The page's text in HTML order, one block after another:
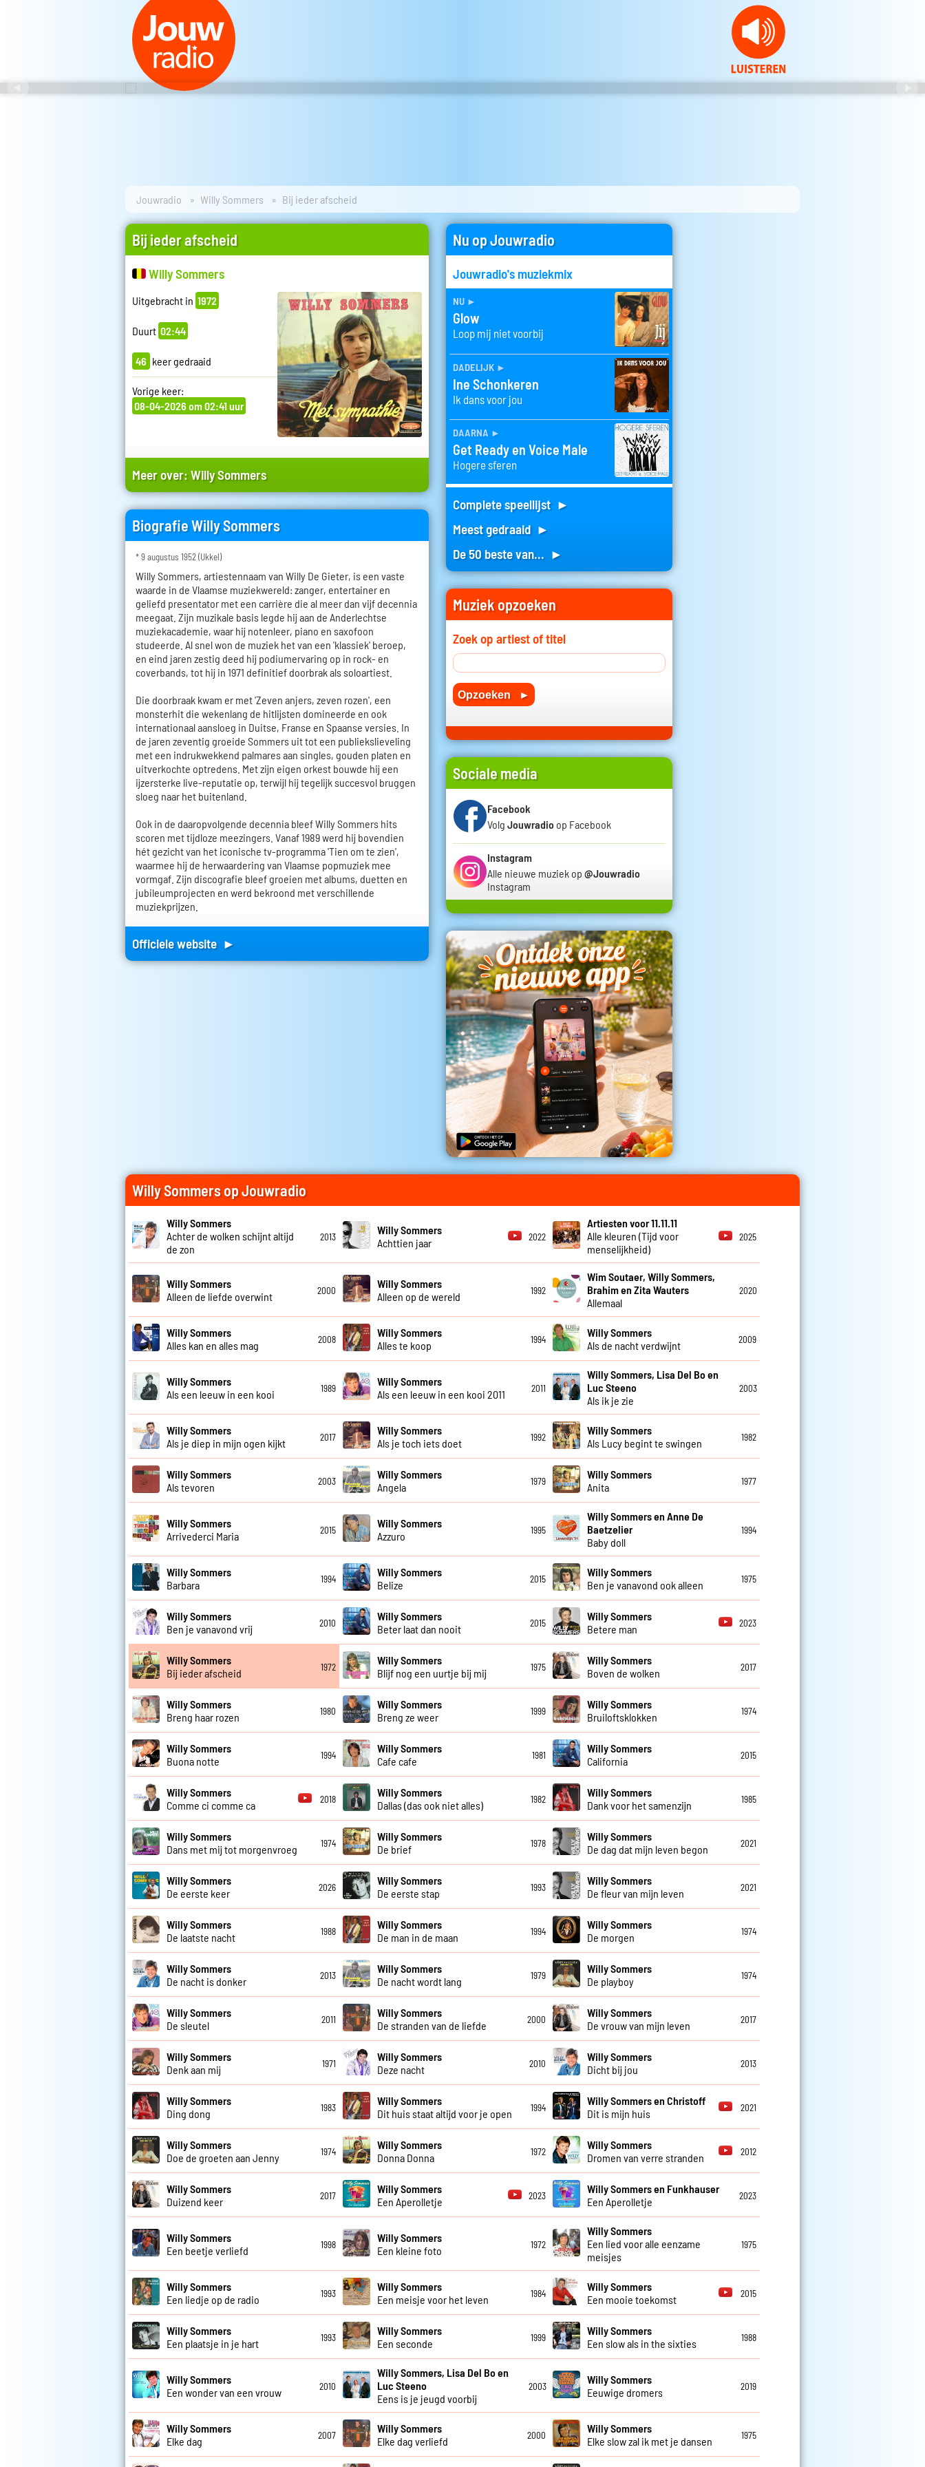
Jouwradio Willy Sommers Bij ieder afscheid
Bij ieder afscheid
Willy Sommers
Uitgebracht in 1972
Duurt 02:44
46 keer gedraaid
Vorige keer:
08-04-2026 om 02:41 uur
Meer over:Willy Sommers
Biografie Willy Sommers
* 9 augustus 1952 (Ukkel)
Willy Sommers, artiestennaam van Willy De Gieter, is een vaste
waarde in de Vlaamse muziekwereld: zanger, entertainer en
geliefd presentator met een carrière die al meer dan vijf decennia
meegaat. Zijn muzikale basis legde hij aan de Anderlechtse
muziekacademie, waar hij notenleer, piano en saxofoon
studeerde. Al snel won de muziek het van een 'klassiek' beroep,
en eind jaren zestig deed hij podiumervaring op in rock- en
coverbands, tot hij in 1971 definitief doorbrak als soloartiest.
Die doorbraak kwam er met 'Zeven anjers, zeven rozen', een
monsterhit die wekenlang de hitlijsten domineerde en ook
internationaal aansloeg in Duitse, Franse en Spaanse versies. In
de jaren zeventig groeide Sommers uit tot een publiekslieveling
met een indrukwekkend palmares aan singles, gouden platen en
uitverkochte optredens. Met zijn eigen orkest bouwde hij een
ijzersterke live-reputatie op, terwijl hij tegelijk succesvol bruggen
sloeg naar het buitenland.
Ook in de daaropvolgende decennia bleef Willy Sommers hits
scoren met tijdloze meezingers. Vanaf 1989 werd hij bovendien
hét gezicht van het iconische tv-programma 'Tien om te zien',
waarmee hij de herwaardering van Vlaamse popmuziek mee
vormgaf. Zijn discografie bleef groeien met albums, duetten en
jubileumprojecten en werd bekroond met verschillende
muziekprijzen.
Officiele website ►
Nu op Jouwradio
Jouwradio's muziekmix
nu ►
Glow
Loop mij niet voorbij
dadelijk ►
Ine Schonkeren
Ik dans voor jou
daarna ►
Get Ready en Voice Male
Hogere sferen
Complete speellijst ►
Meest gedraaid ►
De 50 beste van... ►
Muziek opzoeken
Zoek op artiest of titel
Sociale media
Facebook
Volg Jouwradio op Facebook
Instagram
Alle nieuwe muziek op @Jouwradio
Instagram
Willy Sommers op Jouwradio
Willy Sommers
Achter de wolken schijnt altijd
de zon
2013
Willy Sommers
Achttien jaar
2022
Artiesten voor 11.11.11
Alle kleuren (Tijd voor
menselijkheid)
2025
Willy Sommers
Alleen de liefde overwint
2000
Willy Sommers
Alleen op de wereld
1992
Wim Soutaer, Willy Sommers,
Brahim en Zita Wauters
Allemaal
2020
Willy Sommers
Alles kan en alles mag
2008
Willy Sommers
Alles te koop
1994
Willy Sommers
Als de nacht verdwijnt
2009
Willy Sommers
Als een leeuw in een kooi
1989
Willy Sommers
Als een leeuw in een kooi 2011
2011
Willy Sommers, Lisa Del Bo en
Luc Steeno
Als ik je zie
2003
Willy Sommers
Als je diep in mijn ogen kijkt
2017
Willy Sommers
Als je toch iets doet
1992
Willy Sommers
Als Lucy begint te swingen
1982
Willy Sommers
Als tevoren
2003
Willy Sommers
Angela
1979
Willy Sommers
Anita
1977
Willy Sommers
Arrivederci Maria
2015
Willy Sommers
Azzuro
1995
Willy Sommers en Anne De
Baetzelier
Baby doll
1994
Willy Sommers
Barbara
1994
Willy Sommers
Belize
2015
Willy Sommers
Ben je vanavond ook alleen
1975
Willy Sommers
Ben je vanavond vrij
2010
Willy Sommers
Beter laat dan nooit
2015
Willy Sommers
Betere man
2023
Willy Sommers
Bij ieder afscheid
1972
Willy Sommers
Blijf nog een uurtje bij mij
1975
Willy Sommers
Boven de wolken
2017
Willy Sommers
Breng haar rozen
1980
Willy Sommers
Breng ze weer
1999
Willy Sommers
Bruiloftsklokken
1974
Willy Sommers
Buona notte
1994
Willy Sommers
Cafe cafe
1981
Willy Sommers
California
2015
Willy Sommers
Comme ci comme ca
2018
Willy Sommers
Dallas (das ook niet alles)
1982
Willy Sommers
Dank voor het samenzijn
1985
Willy Sommers
Dans met mij tot morgenvroeg
1974
Willy Sommers
De brief
1978
Willy Sommers
De dag dat mijn leven begon
2021
Willy Sommers
De eerste keer
2026
Willy Sommers
De eerste stap
1993
Willy Sommers
De fleur van mijn leven
2021
Willy Sommers
De laatste nacht
1988
Willy Sommers
De man in de maan
1994
Willy Sommers
De morgen
1974
Willy Sommers
De nacht is donker
2013
Willy Sommers
De nacht wordt lang
1979
Willy Sommers
De playboy
1974
Willy Sommers
De sleutel
2011
Willy Sommers
De stranden van de liefde
2000
Willy Sommers
De vrouw van mijn leven
2017
Willy Sommers
Denk aan mij
1971
Willy Sommers
Deze nacht
2010
Willy Sommers
Dicht bij jou
2013
Willy Sommers
Ding dong
1983
Willy Sommers
Dit huis staat altijd voor je open
1994
Willy Sommers en Christoff
Dit is mijn huis
2021
Willy Sommers
Doe de groeten aan Jenny
1974
Willy Sommers
Donna Donna
1972
Willy Sommers
Dromen van verre stranden
2012
Willy Sommers
Duizend keer
2017
Willy Sommers
Een Aperolletje
2023
Willy Sommers en Funkhauser
Een Aperolletje
2023
Willy Sommers
Een beetje verliefd
1998
Willy Sommers
Een kleine foto
1972
Willy Sommers
Een lied voor alle eenzame
meisjes
1975
Willy Sommers
Een liedje op de radio
1993
Willy Sommers
Een meisje voor het leven
1984
Willy Sommers
Een mooie toekomst
2015
Willy Sommers
Een plaatsje in je hart
1993
Willy Sommers
Een seconde
1999
Willy Sommers
Een slow als in the sixties
1988
Willy Sommers
Een wonder van een vrouw
2010
Willy Sommers, Lisa Del Bo en
Luc Steeno
Eens is je jeugd voorbij
2003
Willy Sommers
Eeuwige dromers
2019
Willy Sommers
Elke dag
2007
Willy Sommers
Elke dag verliefd
2000
Willy Sommers
Elke slow zal ik met je dansen
1975